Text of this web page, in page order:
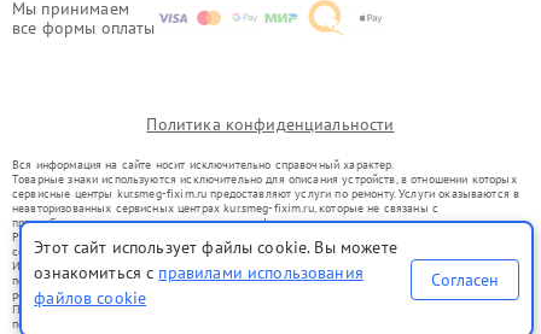
Мы принимаем
все формы оплаты
Политика конфиденциальности
Вся информация на сайте носит исключительно справочный характер.
Товарные знаки используются исключительно для описания устройств, в отношении которых
сервисные центры kur.smeg-fixim.ru предоставляют услуги по ремонту. Услуги оказываются в
неавторизованных сервисных центрах kur.smeg-fixim.ru, которые не связаны с
правообладателями товарных знаков или их официальными представителями.
Ремонт осуществляется для устройств, уже введенных в гражданский оборот в соответствии
со статьей 1487 ГК РФ.
Использование товарных знаков не преследует цели индивидуализации услуг или введения
потребителей в заблуждение, а служит для информирования о предоставляемых услугах по
ремонту техники указанных брендов.
Представленная на сайте информация не является публичной офертой, определяемой
положениями Статьи 437(2) Гражданского кодекса РФ
Этот сайт использует файлы cookie. Вы можете
ознакомиться с правилами использования
файлов cookie
Согласен